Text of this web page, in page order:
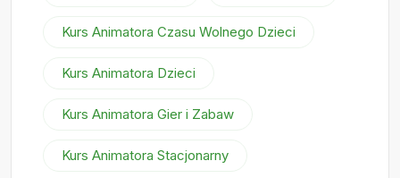
Kurs Animatora Czasu Wolnego Dzieci
Kurs Animatora Dzieci
Kurs Animatora Gier i Zabaw
Kurs Animatora Stacjonarny